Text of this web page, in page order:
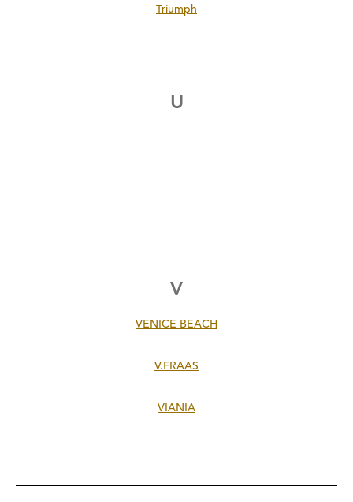
Triumph
U
V
VENICE BEACH
V.FRAAS
VIANIA